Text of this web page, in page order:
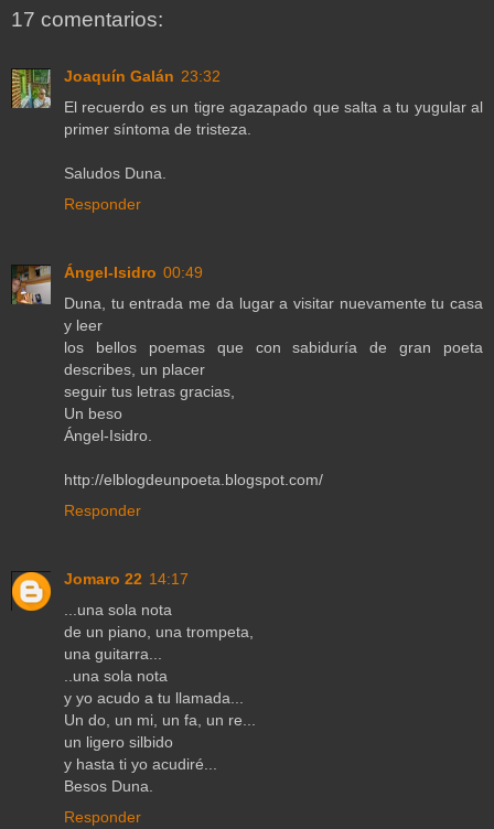
17 comentarios:
Joaquín Galán 23:32
El recuerdo es un tigre agazapado que salta a tu yugular al
primer síntoma de tristeza.
Saludos Duna.
Responder
Ángel-Isidro 00:49
Duna, tu entrada me da lugar a visitar nuevamente tu casa
y leer
los bellos poemas que con sabiduría de gran poeta
describes, un placer
seguir tus letras gracias,
Un beso
Ángel-Isidro.
http://elblogdeunpoeta.blogspot.com/
Responder
Jomaro 22 14:17
...una sola nota
de un piano, una trompeta,
una guitarra...
..una sola nota
y yo acudo a tu llamada...
Un do, un mi, un fa, un re...
un ligero silbido
y hasta ti yo acudiré...
Besos Duna.
Responder